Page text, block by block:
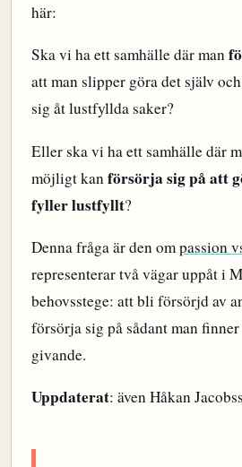
här:
Ska vi ha ett samhälle där man
att man slipper göra det själv
sig åt lustfyllda saker?
Eller ska vi ha ett samhälle där
möjligt kan försörja sig på att
fyller lustfyllt?
Denna fråga är den ompassion
representerar två vägar uppåt i
behovsstege: att bli försörjd av
försörja sig på sådant man
givande.
Uppdaterat: även Håkan